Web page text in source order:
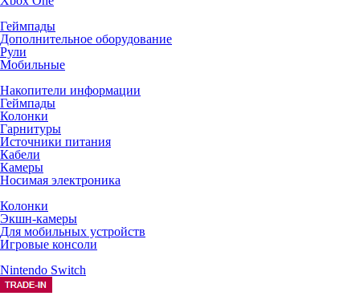
Геймпады
Дополнительное оборудование
Рули
Мобильные
Накопители информации
Геймпады
Колонки
Гарнитуры
Источники питания
Кабели
Камеры
Носимая электроника
Колонки
Экшн-камеры
Для мобильных устройств
Игровые консоли
Nintendo Switch